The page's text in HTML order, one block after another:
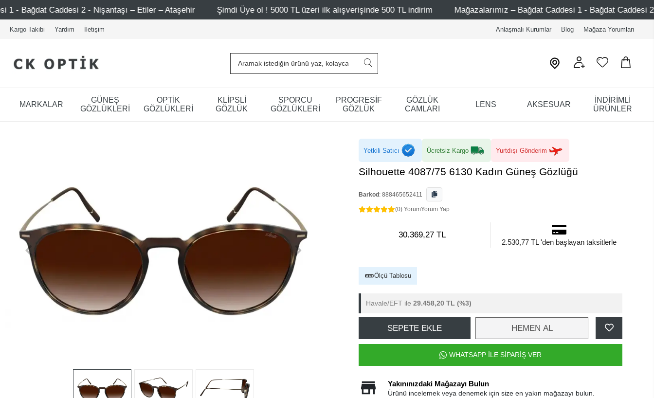
2 - Nişantaşı – Etiler – Ataşehir Şimdi Üye ol ! 5000 TL üzeri ilk alışverişinde 500 TL indirim Mağazalarımız – Bağdat Caddesi 1 - Bağdat Caddesi 2 - Nişantaşı – Etiler
Kargo Takibi Yardım İletişim Anlaşmalı Kurumlar Blog Mağaza Yorumları
MARKALAR
GÜNEŞ
GÖZLÜKLERİ
OPTİK
GÖZLÜKLERİ
KLİPSLİ
GÖZLÜK
SPORCU
GÖZLÜKLERİ
PROGRESİF
GÖZLÜK
GÖZLÜK
CAMLARI
LENS AKSESUAR
İNDİRİMLİ
ÜRÜNLER
Yetkili Satıcı Ücretsiz Kargo Yurtdışı Gönderim
Silhouette 4087/75 6130 Kadın Güneş Gözlüğü
Barkod : 888465652411
(0) YorumYorum Yap
30.369,27 TL
2.530,77 TL 'den başlayan taksitlerle
Ölçü Tablosu
Havale/EFT ile 29.458,20 TL (%3)
SEPETE EKLE HEMEN AL
WHATSAPP İLE SİPARİŞ VER
Yakınınızdaki Mağazayı Bulun
Ürünü incelemek veya denemek için size en yakın mağazayı bulun.